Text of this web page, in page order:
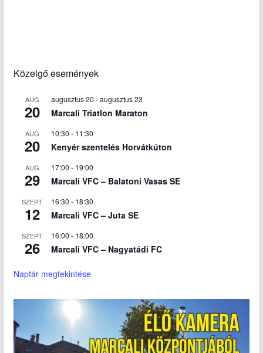
Közelgő események
AUG
20
augusztus 20 -augusztus 23
Marcali Triatlon Maraton
AUG
20
10:30 - 11:30
Kenyér szentelés Horvátkúton
AUG
29
17:00 - 19:00
Marcali VFC – Balatoni Vasas SE
SZEPT
12
16:30 - 18:30
Marcali VFC – Juta SE
SZEPT
26
16:00 - 18:00
Marcali VFC – Nagyatádi FC
Naptár megtekintése